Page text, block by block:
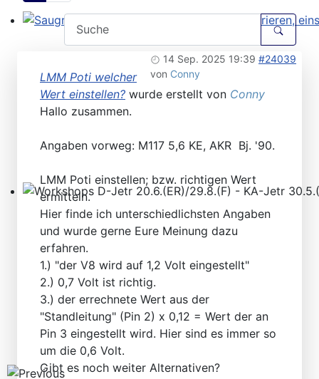
Saugrohrdruckfühler Typ 1-3: Testen, reparieren,
Workshops D-Jetr 20.6.(ER)/29.8.(F) - KA-Jetr
14 Sep. 2025 19:39 #24039
von Conny
LMM Poti welcher
Wert einstellen? wurde erstellt von Conny
Hallo zusammen.
Angaben vorweg: M117 5,6 KE, AKR Bj. '90.
LMM Poti einstellen; bzw. richtigen Wert
ermitteln.
Hier finde ich unterschiedlichsten Angaben
und wurde gerne Eure Meinung dazu
erfahren.
1.) "der V8 wird auf 1,2 Volt eingestellt"
2.) 0,7 Volt ist richtig.
3.) der errechnete Wert aus der
"Standleitung" (Pin 2) x 0,12 = Wert der an
Pin 3 eingestellt wird. Hier sind es immer so
um die 0,6 Volt.
Gibt es noch weiter Alternativen?